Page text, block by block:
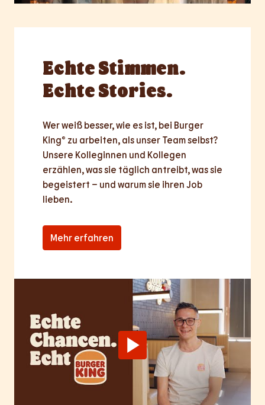
EchteStimmen.
Echte Stories.
Wer weiß besser, wie es ist, bei Burger
King® zu arbeiten, als unser Team selbst?
Unsere Kolleginnen und Kollegen
erzählen, was sie täglich antreibt, was sie
begeistert – und warum sie ihren Job
lieben.
Mehr erfahren